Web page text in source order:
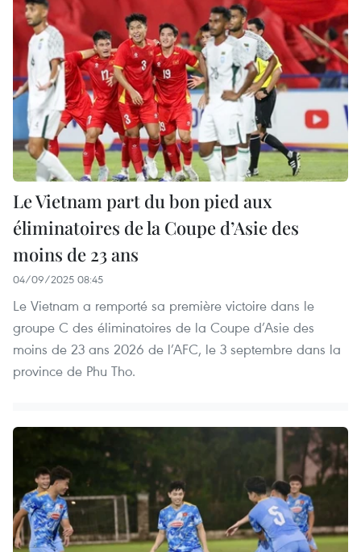
Le Vietnam part du bon pied aux
éliminatoires de la Coupe d’Asie des
moins de 23 ans
04/09/2025 08:45
Le Vietnam a remporté sa première victoire dans le
groupe C des éliminatoires de la Coupe d’Asie des
moins de 23 ans 2026 de l’AFC, le 3 septembre dans la
province de Phu Tho.